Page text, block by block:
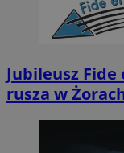
Jubileusz
rusza w